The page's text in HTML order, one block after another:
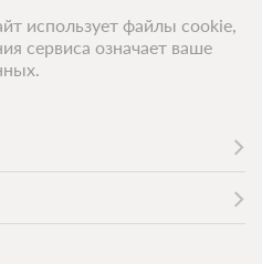
использует файлы cookie,
сервиса означает ваше